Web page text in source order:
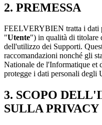
2. PREMESSA
FEELVERYBIEN tratta i dati
"Utente") in qualità di titolare
dell'utilizzo dei Supporti.
raccomandazioni nonché gli
Nationale de l'Informatique et
protegge i dati personali degli
3. SCOPO
SULLA PRIVACY